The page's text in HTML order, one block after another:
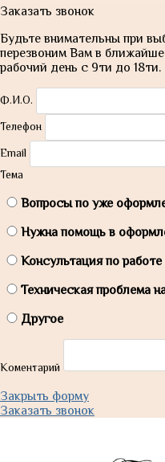
Заказать звонок
Будьте внимательны при
перезвоним Вам в
рабочий день с 9ти до 18ти.
Ф.И.О.
Телефон
Email
Тема
Вопросы по уже
Нужна помощь в
Консультация по
Техническая проблема
Другое
Коментарий
Закрыть форму
Заказать звонок